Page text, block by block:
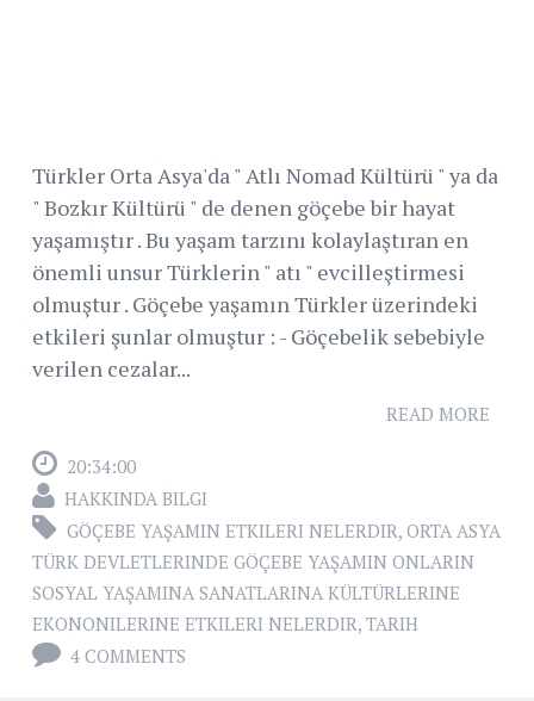
Türkler Orta Asya'da " Atlı Nomad Kültürü " ya da
" Bozkır Kültürü " de denen göçebe bir hayat
yaşamıştır . Bu yaşam tarzını kolaylaştıran en
önemli unsur Türklerin " atı " evcilleştirmesi
olmuştur . Göçebe yaşamın Türkler üzerindeki
etkileri şunlar olmuştur : - Göçebelik sebebiyle
verilen cezalar...
READ MORE
20:34:00
HAKKINDA BILGI
GÖÇEBE YAŞAMIN ETKILERI NELERDIR, ORTA ASYA
TÜRK DEVLETLERINDE GÖÇEBE YAŞAMIN ONLARIN
SOSYAL YAŞAMINA SANATLARINA KÜLTÜRLERINE
EKONONILERINE ETKILERI NELERDIR, TARIH
4 COMMENTS